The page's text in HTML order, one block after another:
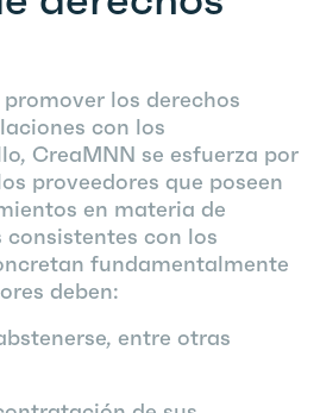
los derechos
con los
CreaMNN se esfuerza por
proveedores que poseen
en materia de
con los
fundamentalmente
deben:
entre otras